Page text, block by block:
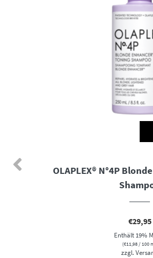
OLAPLEX® N°4P
€29,95
Enthält 19%
(€11,98/ 100
zzgl.